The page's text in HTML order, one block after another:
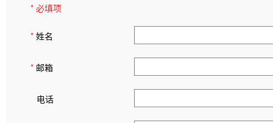
* 必填项
* 姓名
* 邮箱
电话